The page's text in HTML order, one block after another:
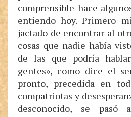
comprensible hace
entiendo hoy. Primero
jactado de encontrar al
cosas que nadie había
de las que podría
gentes», como dice el
pronto, precedida en
compatriotas y
desconocido, se